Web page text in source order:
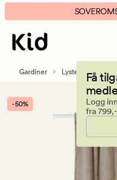
Max
lysdempende
gardin
taupe
banner.
Klikk
ESCAPE
pause.
Få
Logg
fra
Gardiner Lystette og
-50%